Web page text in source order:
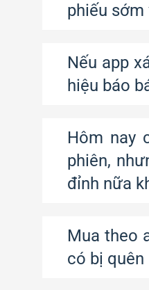
phiếu sớm
Nếu app
hiệu báo
Hôm nay
phiên,
đỉnh nữa
Mua theo
có bị quên